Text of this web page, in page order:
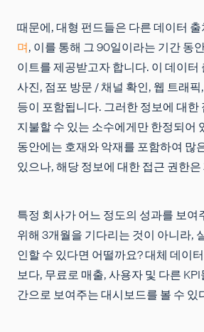
때문에, 대형 펀드들은 다른 데이터
며, 이를 통해 그 90일이라는 기간 동
이트를 제공받고자 합니다. 이 데이터
사진, 점포 방문 / 채널 확인, 웹 트래
등이 포함됩니다. 그러한 정보에 대한
지불할 수 있는 소수에게만 한정되어
동안에는 호재와 악재를 포함하여 많
있으나, 해당 정보에 대한 접근 권한
특정 회사가 어느 정도의 성과를 보여
위해 3개월을 기다리는 것이 아니라,
인할 수 있다면 어떨까요? 대체 데이
보다, 무료로 매출, 사용자 및 다른
간으로 보여주는 대시보드를 볼 수 있